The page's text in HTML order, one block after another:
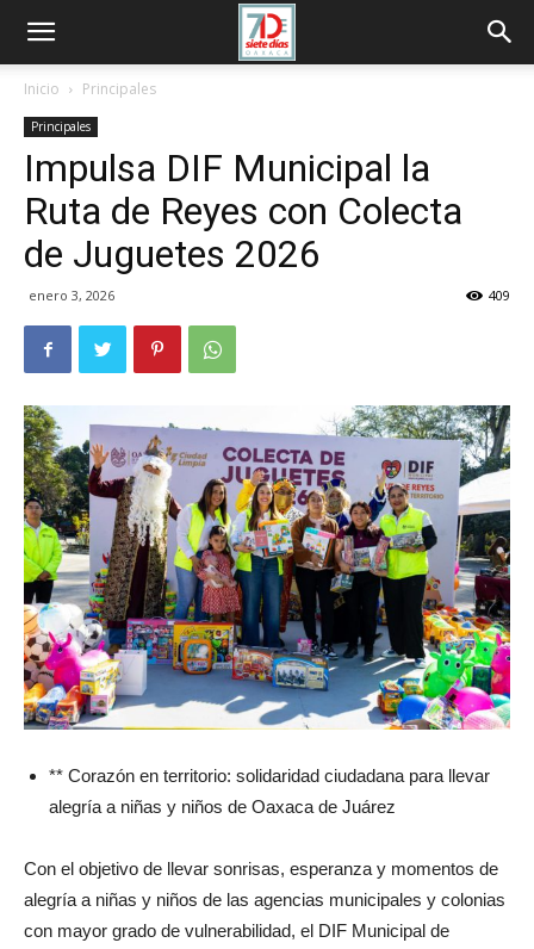
Inicio Principales
Principales
Impulsa DIF Municipal la
Ruta de Reyes con Colecta
de Juguetes 2026
enero 3, 2026 409
** Corazón en territorio: solidaridad ciudadana para llevar
alegría a niñas y niños de Oaxaca de Juárez
Con el objetivo de llevar sonrisas, esperanza y momentos de
alegría a niñas y niños de las agencias municipales y colonias
con mayor grado de vulnerabilidad, el DIF Municipal de